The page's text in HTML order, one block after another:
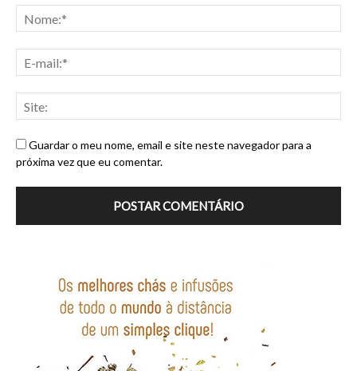
Guardar o meu nome, email e site neste navegador para a
próxima vez que eu comentar.